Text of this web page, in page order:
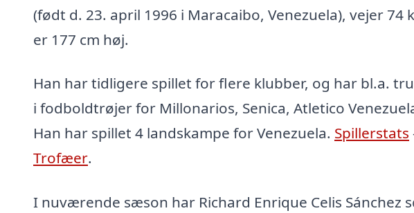
(født d. 23. april 1996 i Maracaibo, Venezuela), vejer 74
er 177 cm høj.
Han har tidligere spillet for flere klubber, og har bl.a.
i fodboldtrøjer for Millonarios, Senica, Atletico
Han har spillet 4 landskampe for Venezuela. Spillerstats
Trofæer.
I nuværende sæson har Richard Enrique Celis Sánchez